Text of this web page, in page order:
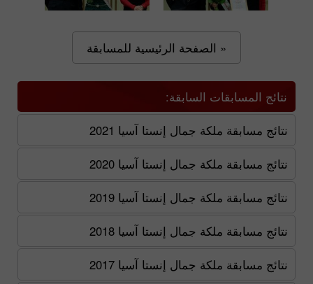
« الصفحة الرئيسية للمسابقة
نتائج المسابقات السابقة:
نتائج مسابقة ملكة جمال إنستا آسيا 2021
نتائج مسابقة ملكة جمال إنستا آسيا 2020
نتائج مسابقة ملكة جمال إنستا آسيا 2019
نتائج مسابقة ملكة جمال إنستا آسيا 2018
نتائج مسابقة ملكة جمال إنستا آسيا 2017